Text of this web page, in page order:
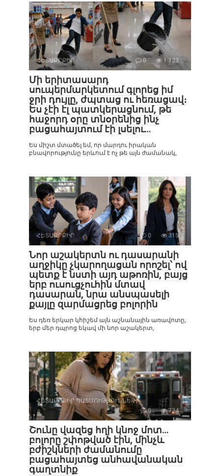
ՀԵՏԱՔՐՔԻՐ 0 1 123
Մի երիտասարդ
սուպերմարկետում գլորեց իմ
ջրի դույլը, ժպտաց ու հեռացավ։
Ես չէի էլ պատկերացնում, թե
հաջորդ օրը տնօրենից ինչ
բացահայտում էի լսելու…
Ես միշտ մտածել եմ, որ մարդու իրական
բնավորությունը երևում է ոչ թե այն ժամանակ,
ՀԵՏԱՔՐՔԻՐ 0 315
Նոր աշակերտն ու դասարանի
աղջիկը չկարողացան որոշել՝ ով
պետք է նստի այդ աթոռին, բայց
երբ ուսուցչուհին մտավ
դասարան, նրա անսպասելի
քայլը զարմացրեց բոլորին
Ես դեռ երկար կհիշեմ այն աշնանային առավոտը,
երբ մեր դպրոց եկավ մի նոր աշակերտ,
ՀԵՏԱՔՐՔԻՐ ՊԱՏՄՈՒԹՅՈՒՆՆԵՐ
0
734
Շունը վազեց հղի կնոջ մոտ…
բոլորը շփոթված էին, մինչև
բժիշկների ժամանումը
բացահայտեց անհավանական
գաղտնիք